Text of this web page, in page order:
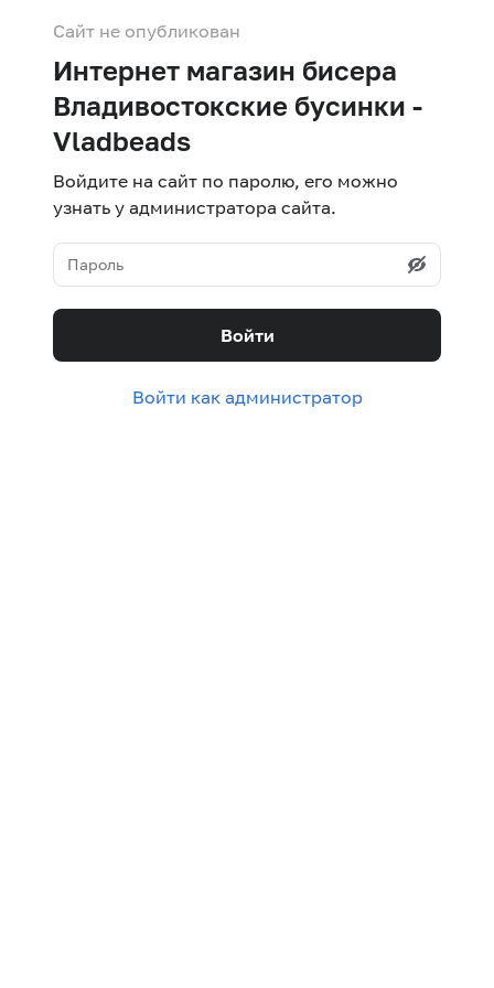
Сайт не опубликован
Интернет магазин бисера
Владивостокские бусинки -
Vladbeads
Войдите на сайт по паролю, его можно
узнать у администратора сайта.
Войти
Войти как администратор